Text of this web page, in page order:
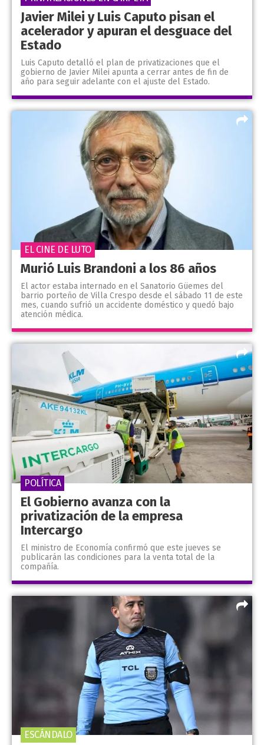
Javier Milei y Luis Caputo pisan el
acelerador y apuran el desguace del
Estado
Luis Caputo detalló el plan de privatizaciones que el
gobierno de Javier Milei apunta a cerrar antes de fin de
año para seguir adelante con el ajuste del Estado.
Murió Luis Brandoni a los 86 años
El actor estaba internado en el Sanatorio Güemes del
barrio porteño de Villa Crespo desde el sábado 11 de este
mes, cuando sufrió un accidente doméstico y quedó bajo
atención médica.
EL CINE DE LUTO
El Gobierno avanza con la
privatización de la empresa
Intercargo
El ministro de Economía confirmó que este jueves se
publicarán las condiciones para la venta total de la
compañía.
POLÍTICA
ESCÁNDALO